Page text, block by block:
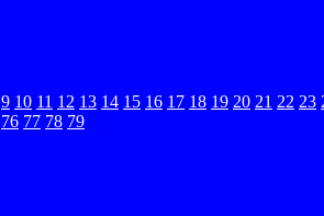
9 10 11 12 13 14 15 16 17 18 19 20 21 22 23
76 77 78 79